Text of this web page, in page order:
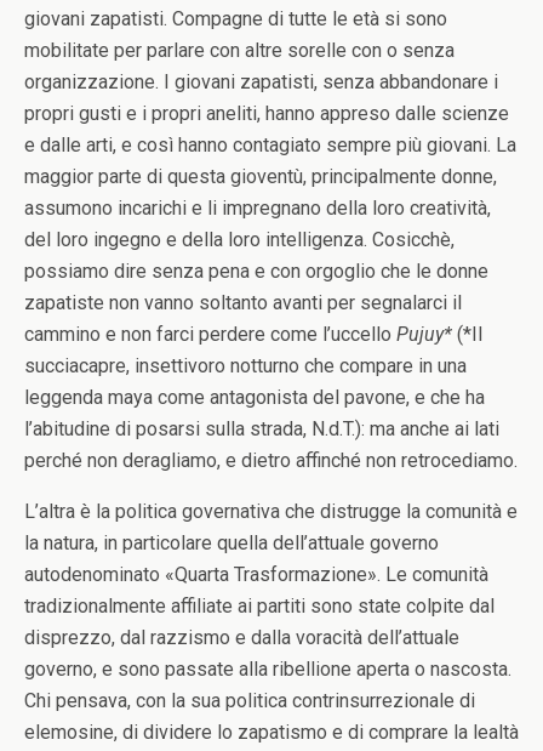
giovani zapatisti. Compagne di tutte le età si sono
mobilitate per parlare con altre sorelle con o senza
organizzazione. I giovani zapatisti, senza abbandonare i
propri gusti e i propri aneliti, hanno appreso dalle scienze
e dalle arti, e così hanno contagiato sempre più giovani. La
maggior parte di questa gioventù, principalmente donne,
assumono incarichi e li impregnano della loro creatività,
del loro ingegno e della loro intelligenza. Cosicchè,
possiamo dire senza pena e con orgoglio che le donne
zapatiste non vanno soltanto avanti per segnalarci il
cammino e non farci perdere come l’uccello Pujuy* (*Il
succiacapre, insettivoro notturno che compare in una
leggenda maya come antagonista del pavone, e che ha
l’abitudine di posarsi sulla strada, N.d.T.): ma anche ai lati
perché non deragliamo, e dietro affinché non retrocediamo.
L’altra è la politica governativa che distrugge la comunità e
la natura, in particolare quella dell’attuale governo
autodenominato «Quarta Trasformazione». Le comunità
tradizionalmente affiliate ai partiti sono state colpite dal
disprezzo, dal razzismo e dalla voracità dell’attuale
governo, e sono passate alla ribellione aperta o nascosta.
Chi pensava, con la sua politica contrinsurrezionale di
elemosine, di dividere lo zapatismo e di comprare la lealtà